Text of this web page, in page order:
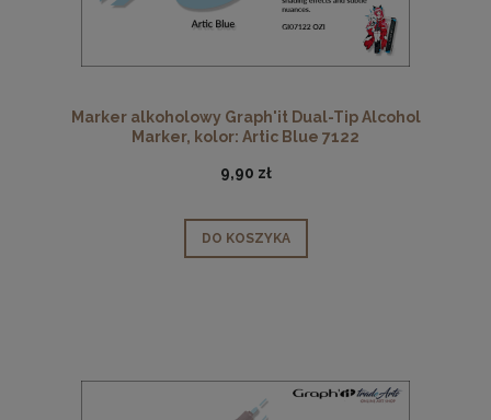
Marker alkoholowy Graph'it Dual-Tip Alcohol
Marker, kolor: Artic Blue 7122
9,90 zł
DO KOSZYKA